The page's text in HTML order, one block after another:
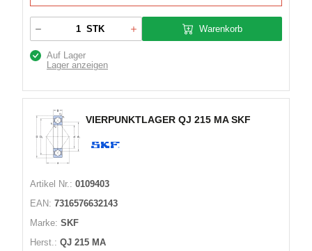
STK Warenkorb
Auf Lager
Lager anzeigen
VIERPUNKTLAGER QJ 215 MA SKF
Artikel Nr.: 0109403
EAN: 7316576632143
Marke: SKF
Herst.: QJ 215 MA